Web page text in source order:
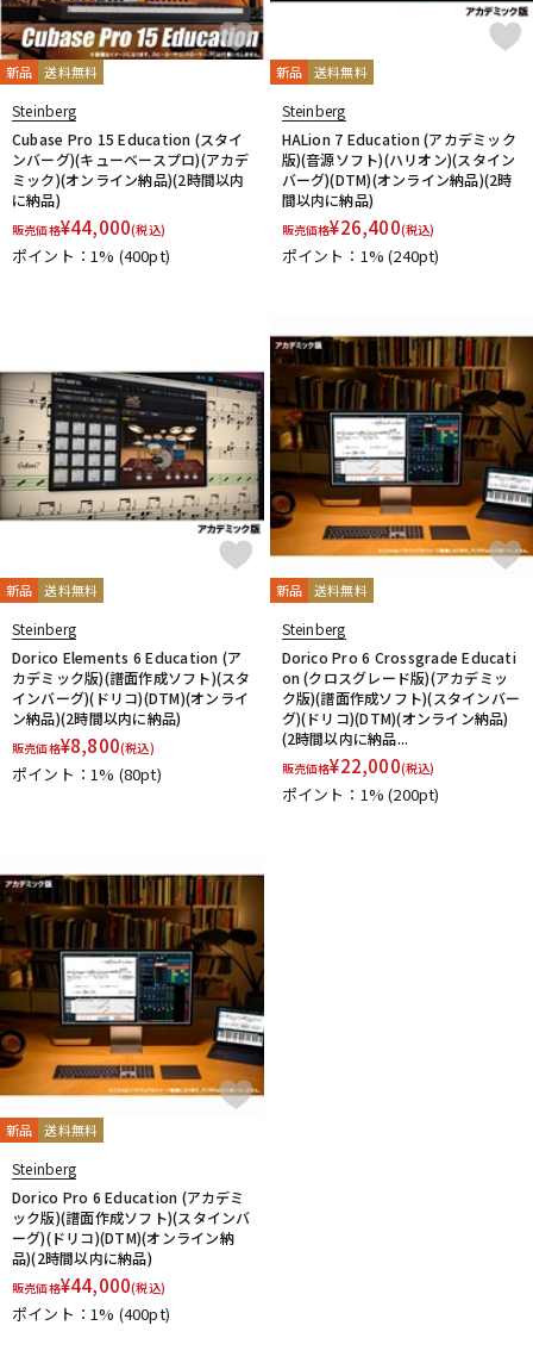
新品 送料無料
Steinberg
Cubase Pro 15 Education (スタイ
ンバーグ)(キューベースプロ)(アカデ
ミック)(オンライン納品)(2時間以内
に納品)
販売価格¥44,000(税込)
ポイント：1% (400pt)
新品 送料無料
Steinberg
HALion 7 Education (アカデミック
版)(音源ソフト)(ハリオン)(スタイン
バーグ)(DTM)(オンライン納品)(2時
間以内に納品)
販売価格¥26,400(税込)
ポイント：1%(240pt)
新品 送料無料
Steinberg
Dorico Elements 6 Education (ア
カデミック版)(譜面作成ソフト)(スタ
インバーグ)(ドリコ)(DTM)(オンライ
ン納品)(2時間以内に納品)
販売価格¥8,800(税込)
ポイント：1% (80pt)
新品 送料無料
Steinberg
Dorico Pro 6 Crossgrade Educati
on (クロスグレード版)(アカデミッ
ク版)(譜面作成ソフト)(スタインバー
グ)(ドリコ)(DTM)(オンライン納品)
(2時間以内に納品...
販売価格¥22,000(税込)
ポイント：1%(200pt)
新品 送料無料
Steinberg
Dorico Pro 6 Education (アカデミ
ック版)(譜面作成ソフト)(スタインバ
ーグ)(ドリコ)(DTM)(オンライン納
品)(2時間以内に納品)
販売価格¥44,000(税込)
ポイント：1% (400pt)